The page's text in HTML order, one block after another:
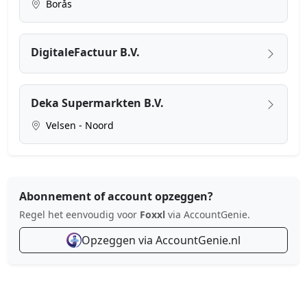
Borås
DigitaleFactuur B.V.
Deka Supermarkten B.V.
Velsen - Noord
Abonnement of account opzeggen?
Regel het eenvoudig voor Foxxl via AccountGenie.
Opzeggen via AccountGenie.nl